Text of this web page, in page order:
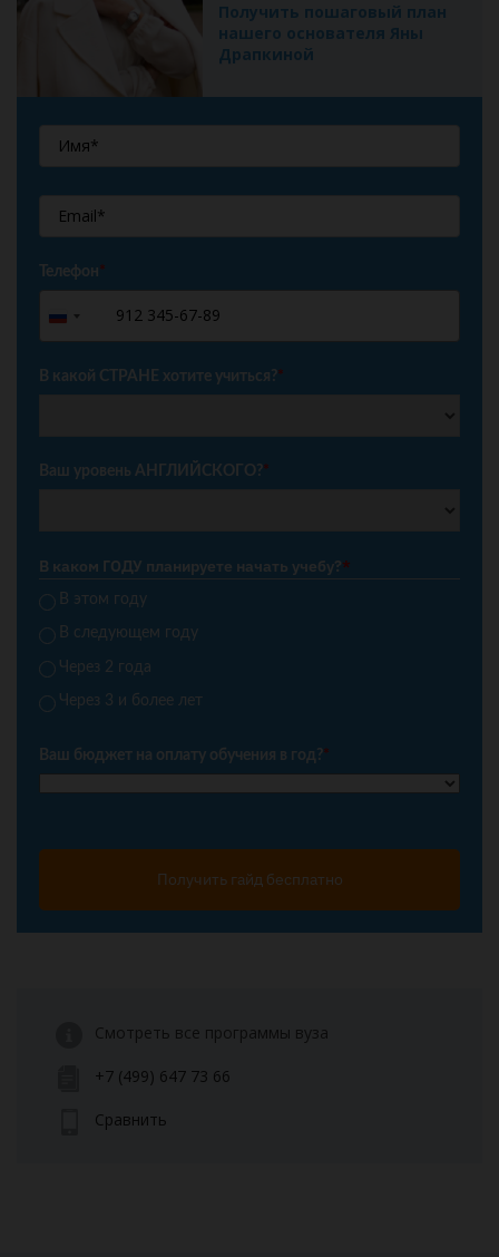
Получить пошаговый план
нашего основателя Яны
Драпкиной
Телефон*
Russia
+7
В какой СТРАНЕ хотите учиться?*
Ваш уровень АНГЛИЙСКОГО?*
В каком ГОДУ планируете начать учебу?*
В этом году
В следующем году
Через 2 года
Через 3 и более лет
Ваш бюджет на оплату обучения в год?*
Получить гайд бесплатно
Смотреть все программы вуза
+7 (499) 647 73 66
Сравнить